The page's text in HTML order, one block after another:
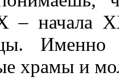
начала
Именно
храмы и